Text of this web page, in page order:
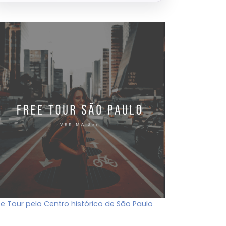
Tour pelo Centro histórico de São Paulo